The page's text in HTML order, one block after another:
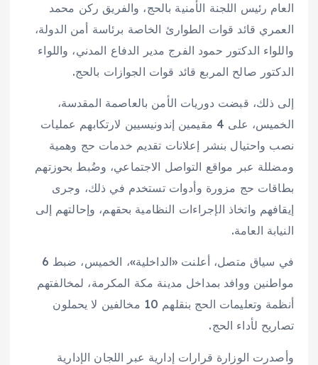
العام رئيس اللجنة الأمنية بالحج، والفريق ركن محمد
العمري قائد قوات الطوارئ الخاصة برئاسة أمن الدولة،
واللواء الدكتور حمود الفرج مدير الدفاع المدني، واللواء
الدكتور صالح المربع قائد قوات الجوازات بالحج.
إلى ذلك، قبضت دوريات الأمن بالعاصمة المقدسة،
الخميس، على 4 مقيمين إندونيسيين لارتكابهم عمليات
نصب واحتيال بنشر إعلانات تقديم خدمات حج وهمية
ومضللة عبر مواقع التواصل الاجتماعي، وضُبط بحوزتهم
بطاقات حج مزورة وأدوات تستخدم في ذلك، وجرى
إيقافهم واتخاذ الإجراءات النظامية بحقهم، وإحالتهم إلى
النيابة العامة.
في سياق متصل، أعلنت «الداخلية»، الخميس، ضبط 6
مواطنين ووافد بمداخل مدينة مكة المكرمة، لمخالفتهم
أنظمة وتعليمات الحج بنقلهم 10 مخالفين لا يحملون
تصاريح لأداء الحج.
وأصدرت الوزارة قرارات إدارية عبر اللجان الإدارية